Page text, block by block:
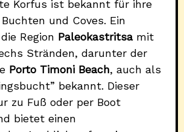
Korfus ist bekannt für ihre
und Coves. Ein
Region Paleokastritsamit
Stränden, darunter der
Porto Timoni Beach, auch als
bekannt. Dieser
zu Fuß oder per Boot
bietet einen